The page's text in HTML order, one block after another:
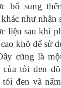
bổ sung
như
liệu sau khi
khô để sử
cũng là
tỏi đen
đen và